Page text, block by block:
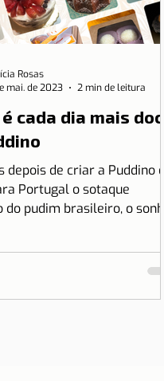
cada dia mais doce
depois de criar a Puddino e
Portugal o sotaque
do pudim brasileiro, o sonho
Rosas
mai. de 2023
2 min de leitura